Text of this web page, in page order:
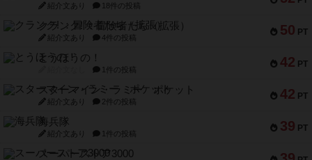
紹介文あり 18件の投稿
50 PT
クランク! ：冒険者たち（拡張）
紹介文あり 4件の投稿
42 PT
とうほうの！
1件の投稿
42 PT
スターマイン・ラミー ポケット
紹介文あり 2件の投稿
39 PT
海兵隊
紹介文あり 1件の投稿
スーパーストア3000